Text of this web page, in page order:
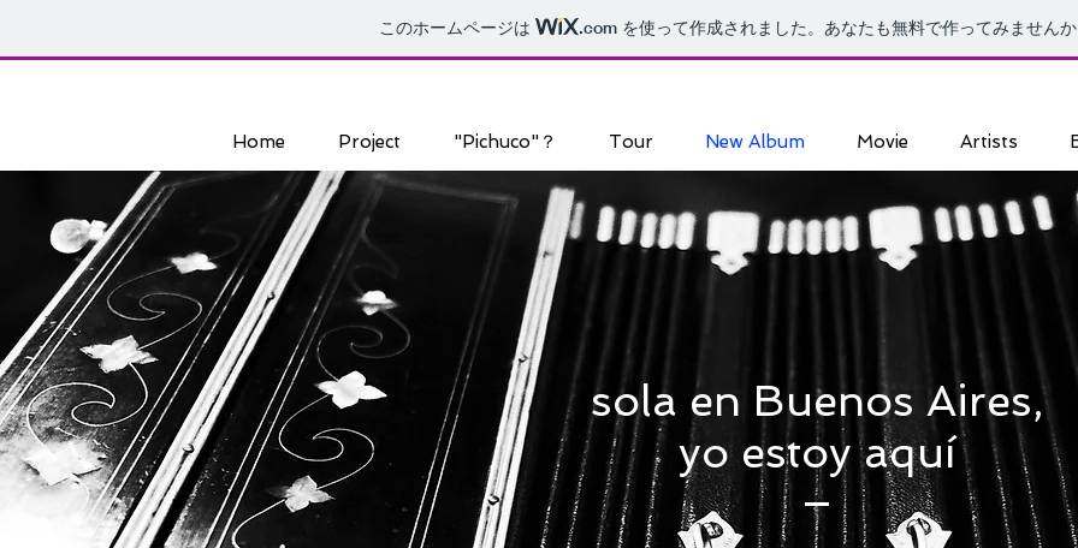
このホームページは .com を使って作成されました。あなたも無料で作ってみません
Home Project "Pichuco"？ Tour New Album Movie Artists
sola en Buenos Aires,
yo estoy aquí